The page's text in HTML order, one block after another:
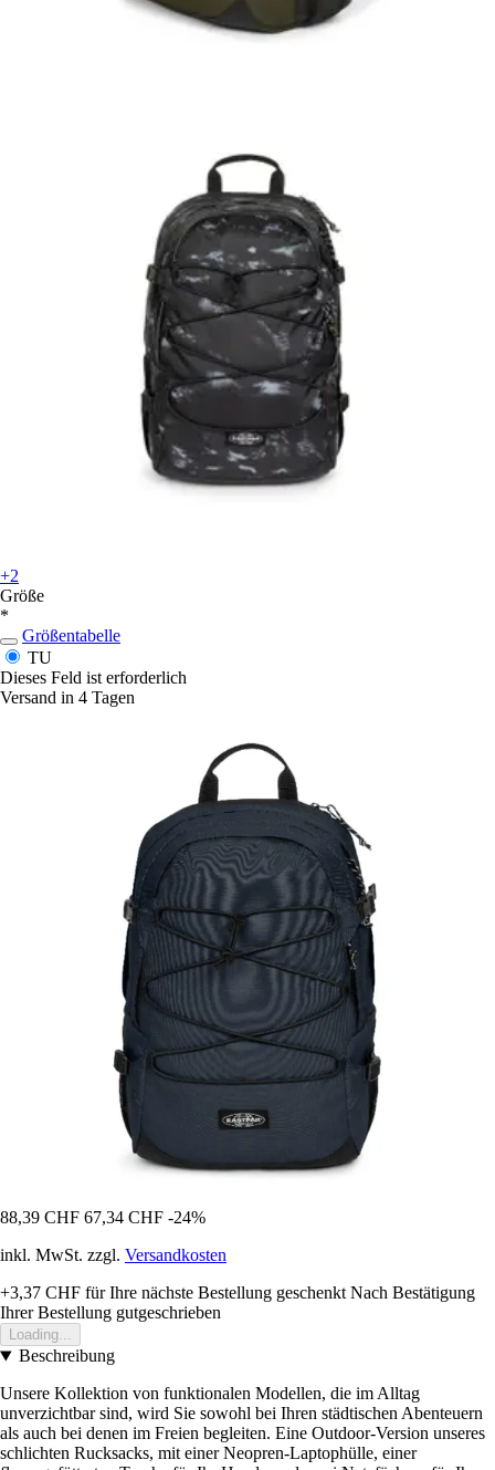
+2
Größe
*
Größentabelle
TU
Dieses Feld ist erforderlich
Versand in 4 Tagen
88,39 CHF 67,34 CHF -24%
inkl. MwSt. zzgl. Versandkosten
+3,37 CHF für Ihre nächste Bestellung geschenkt Nach Bestätigung
Ihrer Bestellung gutgeschrieben
Loading...
Beschreibung
Unsere Kollektion von funktionalen Modellen, die im Alltag
unverzichtbar sind, wird Sie sowohl bei Ihren städtischen Abenteuern
als auch bei denen im Freien begleiten. Eine Outdoor-Version unseres
schlichten Rucksacks, mit einer Neopren-Laptophülle, einer